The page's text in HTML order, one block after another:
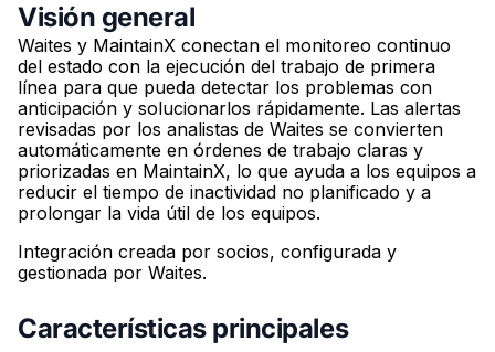
Visión general
Waites y MaintainX conectan el monitoreo continuo
del estado con la ejecución del trabajo de primera
línea para que pueda detectar los problemas con
anticipación y solucionarlos rápidamente. Las alertas
revisadas por los analistas de Waites se convierten
automáticamente en órdenes de trabajo claras y
priorizadas en MaintainX, lo que ayuda a los equipos a
reducir el tiempo de inactividad no planificado y a
prolongar la vida útil de los equipos.
Integración creada por socios, configurada y
gestionada por Waites.
Características principales